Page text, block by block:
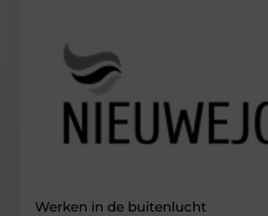
Werken in de buitenlucht